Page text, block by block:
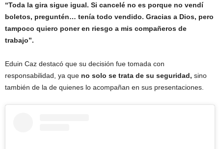
“Toda la gira sigue igual. Si cancelé no es porque no vendí
boletos, preguntén… tenía todo vendido. Gracias a Dios, pero
tampoco quiero poner en riesgo a mis compañeros de
trabajo”.
Eduin Caz destacó que su decisión fue tomada con
responsabilidad, ya que no solo se trata de su seguridad, sino
también de la de quienes lo acompañan en sus presentaciones.